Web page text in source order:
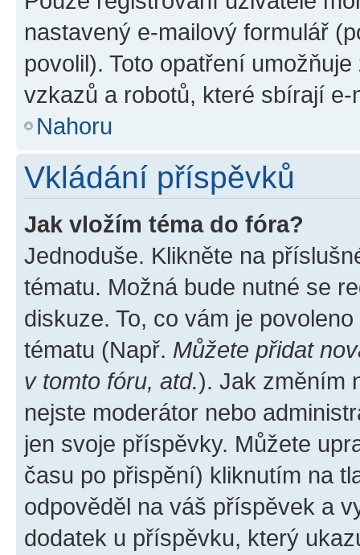
nastavený e-mailový formulář
povolil). Toto opatření
vzkazů a robotů, které sbírají e-
Nahoru
Vkládání příspěvků
Jak vložím téma do fóra?
Jednoduše. Klikněte na
tématu. Možná bude nutné se
diskuze. To, co vám je
tématu (Např. Můžete přidat
v tomto fóru, atd.). Jak změním
nejste moderátor nebo
jen svoje příspěvky. Můžete
času po přispění) kliknutím na
odpověděl na váš příspěvek a
dodatek u příspěvku, který